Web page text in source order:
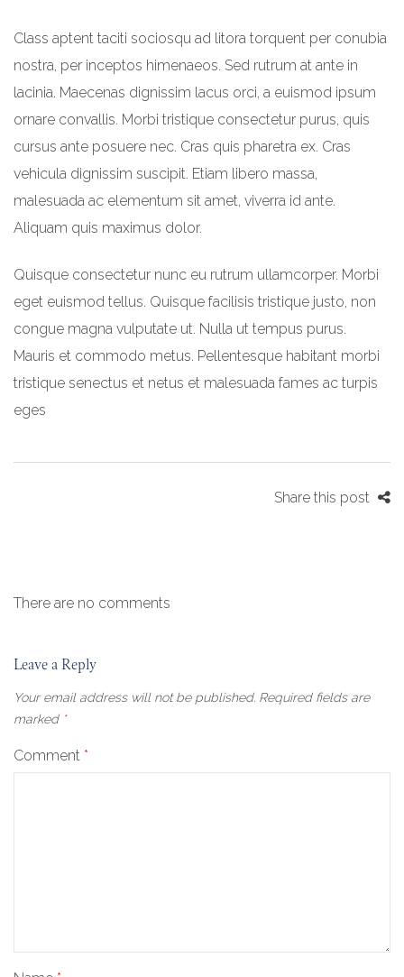
Class aptent taciti sociosqu ad litora torquent per conubia
nostra, per inceptos himenaeos. Sed rutrum at ante in
lacinia. Maecenas dignissim lacus orci, a euismod ipsum
ornare convallis. Morbi tristique consectetur purus, quis
cursus ante posuere nec. Cras quis pharetra ex. Cras
vehicula dignissim suscipit. Etiam libero massa,
malesuada ac elementum sit amet, viverra id ante.
Aliquam quis maximus dolor.
Quisque consectetur nunc eu rutrum ullamcorper. Morbi
eget euismod tellus. Quisque facilisis tristique justo, non
congue magna vulputate ut. Nulla ut tempus purus.
Mauris et commodo metus. Pellentesque habitant morbi
tristique senectus et netus et malesuada fames ac turpis
eges
Share this post
There are no comments
Leave a Reply
Your email address will not be published. Required fields are
marked *
Comment *